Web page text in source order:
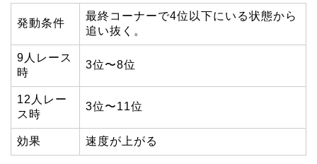
発動条件
最終コーナーで4位以下にいる状態から
追い抜く。
9人レース
時
3位〜8位
12人レー
ス時
3位〜11位
効果 速度が上がる